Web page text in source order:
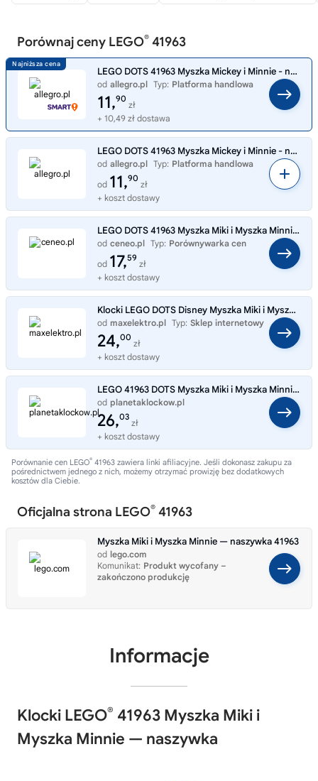
Porównaj ceny LEGO® 41963
LEGO DOTS 41963 Myszka Mickey i Minnie - naszywka
od allegro.pl Typ: Platforma handlowa
11,90
zł
+ 10,49 zł dostawa
LEGO DOTS 41963 Myszka Mickey i Minnie - naszywka
od allegro.pl Typ: Platforma handlowa
od 11,90
zł
+ koszt dostawy
LEGO DOTS 41963 Myszka Miki i Myszka Minnie — naszywka
od ceneo.pl Typ: Porównywarka cen
od 17,59
zł
+ koszt dostawy
Klocki LEGO DOTS Disney Myszka Miki i Myszka Minnie naszywka 41963
od maxelektro.pl Typ: Sklep internetowy
24,00
zł
+ koszt dostawy
LEGO 41963 DOTS Myszka Miki i Myszka Minnie - naszywka
od planetaklockow.pl
Typ:
Sklep internetowy
26,03
zł
+ koszt dostawy
Porównanie cen LEGO® 41963 zawiera linki afiliacyjne. Jeśli dokonasz zakupu za
pośrednictwem jednego z nich, możemy otrzymać prowizję bez dodatkowych
kosztów dla Ciebie.
Oficjalna strona LEGO® 41963
Myszka Miki i Myszka Minnie — naszywka 41963
od lego.com
Komunikat: Produkt wycofany –
zakończono produkcję
Informacje
Klocki LEGO® 41963 Myszka Miki i
Myszka Minnie — naszywka